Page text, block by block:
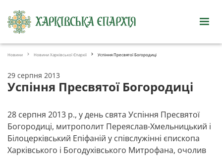
Новини Новини Харківської Єпархії Успіння Пресвятої Богородиці
29 серпня 2013
Успіння Пресвятої Богородиці
28 серпня 2013 р., у день свята Успіння Пресвятої
Богородиці, митрополит Переяслав-Хмельницький і
Білоцерківський Епіфаній у співслужінні єпископа
Харківського і Богодухівського Митрофана, очолив